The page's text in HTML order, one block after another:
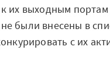
их выходным
были внесены в
с их